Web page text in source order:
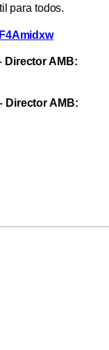
para todos.
Director AMB:
Director AMB: